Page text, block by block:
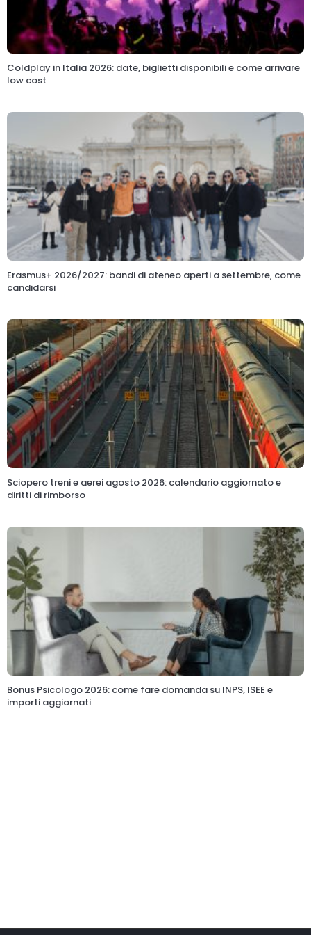
Coldplay in Italia 2026: date, biglietti disponibili e come arrivare
low cost
Erasmus+ 2026/2027: bandi di ateneo aperti a settembre, come
candidarsi
Sciopero treni e aerei agosto 2026: calendario aggiornato e
diritti di rimborso
Bonus Psicologo 2026: come fare domanda su INPS, ISEE e
importi aggiornati